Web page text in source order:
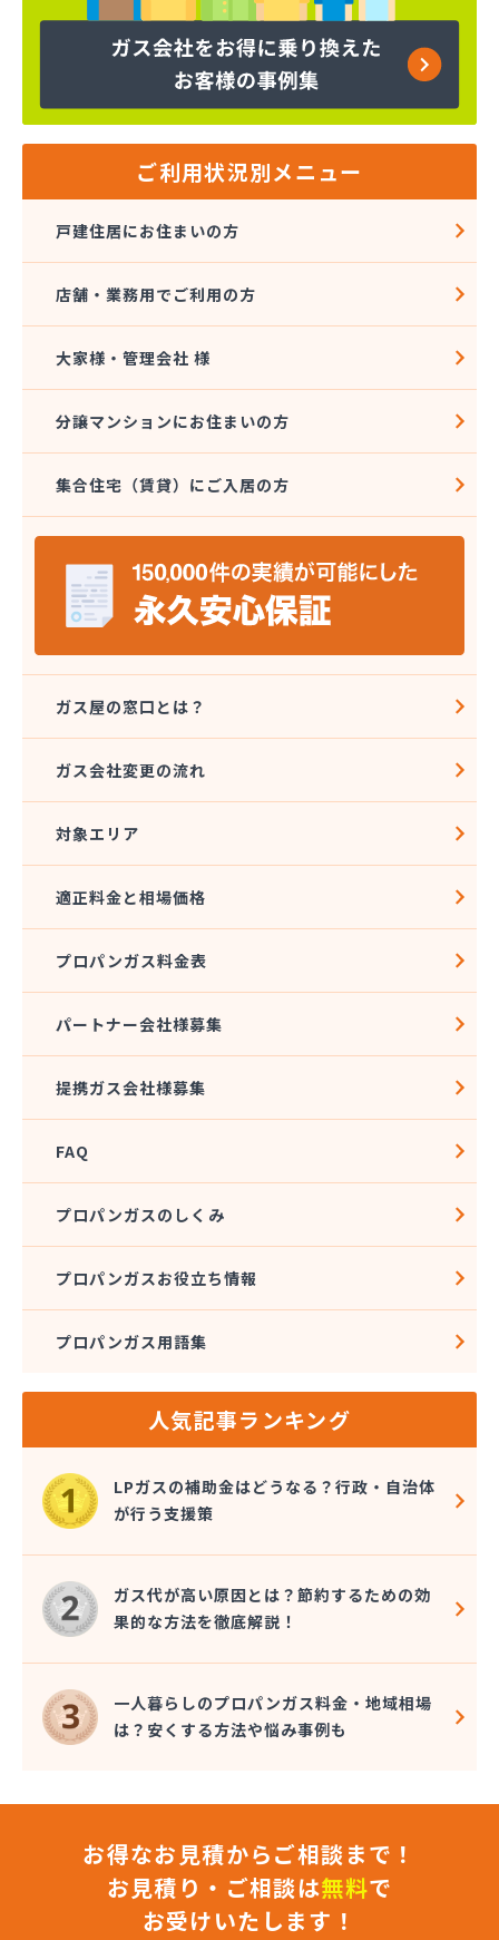
ご利用状況別メニュー
戸建住居にお住まいの方
店舗・業務用でご利用の方
大家様・管理会社 様
分譲マンションにお住まいの方
集合住宅（賃貸）にご入居の方
ガス屋の窓口とは？
ガス会社変更の流れ
対象エリア
適正料金と相場価格
プロパンガス料金表
パートナー会社様募集
提携ガス会社様募集
FAQ
プロパンガスのしくみ
プロパンガスお役立ち情報
プロパンガス用語集
人気記事ランキング
LPガスの補助金はどうなる？行政・自治体
が行う支援策
ガス代が高い原因とは？節約するための効
果的な方法を徹底解説！
一人暮らしのプロパンガス料金・地域相場
は？安くする方法や悩み事例も
お得なお見積からご相談まで！
お見積り・ご相談は無料で
お受けいたします！